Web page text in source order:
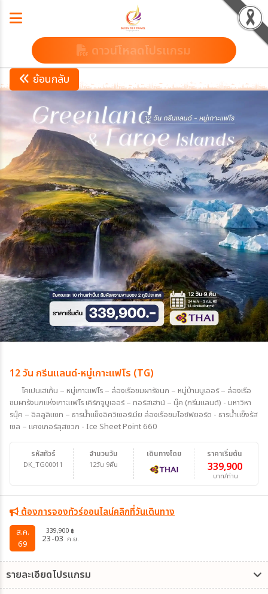
ดาวน์โหลดโปรแกรม
ย้อนกลับ
12 วัน กรีนแลนด์-หมู่เกาะแฟโร (TG)
โคเปนเฮเก้น – หมู่เกาะแฟโร – ล่องเรือชมผารังนก – หมู่บ้านบูเออร์ – ล่องเรือ
ชมผารังนกแห่งเกาะแฟโร เคิร์กจูบูเออร์ – ทอร์สเฮาน์ – นุ๊ค (กรีนแลนด์) - มหาวิหา
รนุ๊ค – อิลลูลิแซท – ธารน้ำแข็งอิควิเซอร์เมีย ล่องเรือชมไอซ์ฟยอร์ด - ธารน้ำแข็งรัส
เซล – แคงเกอร์ลุสซวก - Ice Sheet Point 660
รหัสทัวร์
DK_TG00011
จำนวนวัน
12วัน 9คืน
ราคาเริ่มต้น
339,900
บาท/ท่าน
เดินทางโดย
ต้องการจองทัวร์ออนไลน์คลิกที่วันเดินทาง
ส.ค.
69
339,900 ฿
23-03 ก.ย.
รายละเอียดโปรแกรม